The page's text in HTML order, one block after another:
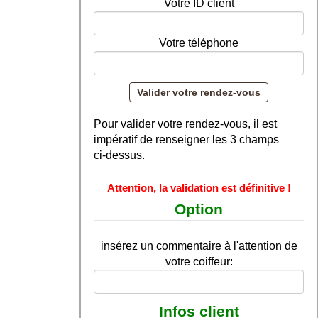
Votre ID client
Votre téléphone
Pour valider votre rendez-vous, il est
impératif de renseigner les 3 champs
ci-dessus.
Attention, la validation est définitive !
Option
insérez un commentaire à l'attention de
votre coiffeur:
Infos client